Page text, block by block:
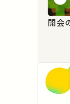
開会